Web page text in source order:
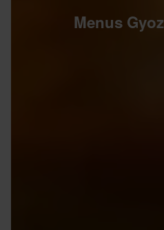
Menus